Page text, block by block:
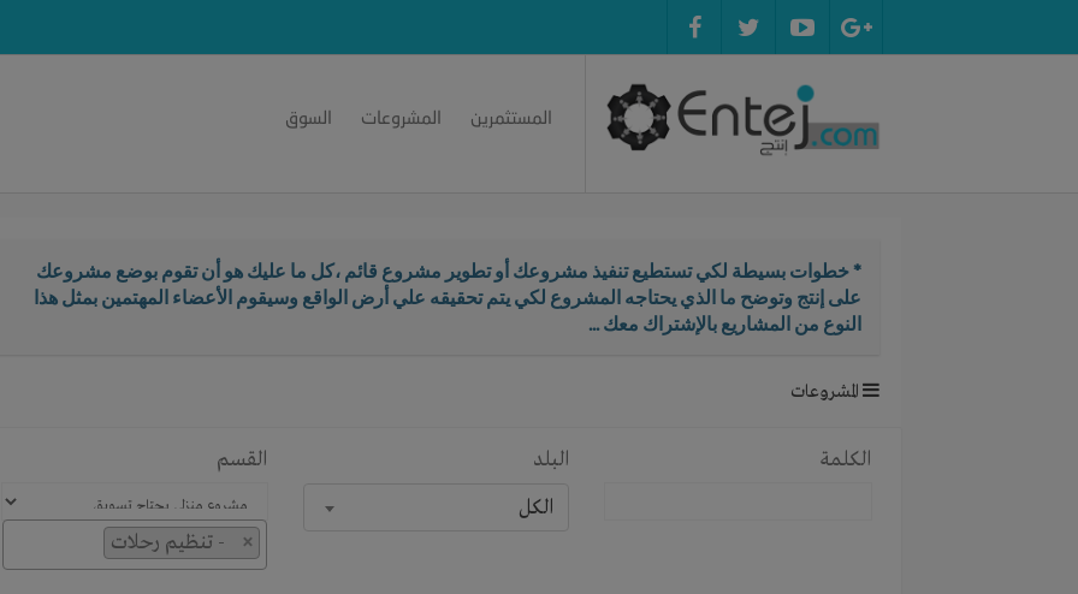
المستثمرين المشروعات السوق
* خطوات بسيطة لكي تستطيع تنفيذ مشروعك أو تطوير مشروع قائم ،كل ما عليك هو أن تقوم بوضع مشروعك
على إنتج وتوضح ما الذي يحتاجه المشروع لكي يتم تحقيقه علي أرض الواقع وسيقوم الأعضاء المهتمين بمثل هذا
النوع من المشاريع بالإشتراك معك ...
المشروعات
الكلمة
البلد
الكل
القسم
× - تنظيم رحلات